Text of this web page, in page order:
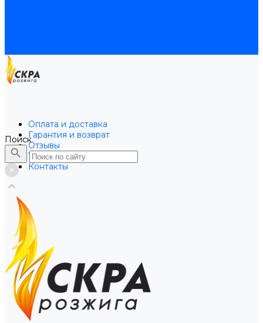
Оплата и доставка
Гарантия и возврат
Отзывы
Услуги
Контакты
Поиск